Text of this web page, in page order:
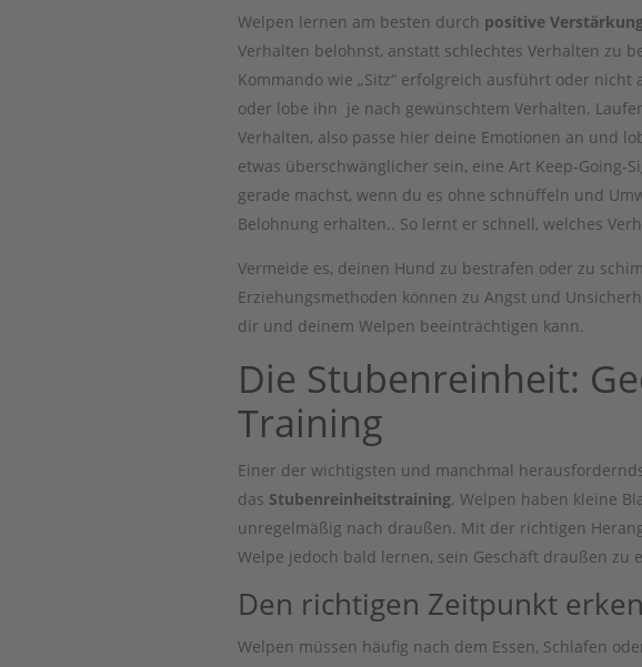
Welpen lernen am besten durch positive
Verhalten belohnst, anstatt schlechtes Verhalten zu
Kommando wie „Sitz“ erfolgreich ausführt oder nicht
oder lobe ihn je nach gewünschtem Verhalten.
Verhalten, also passe hier deine Emotionen an und
etwas überschwänglicher sein, eine Art Keep-Going-
gerade machst, wenn du es ohne schnüffeln und
Belohnung erhalten.. So lernt er schnell, welches
Vermeide es, deinen Hund zu bestrafen oder zu
Erziehungsmethoden können zu Angst und
dir und deinem Welpen beeinträchtigen kann.
Die Stubenreinheit:
Training
Einer der wichtigsten und manchmal
das Stubenreinheitstraining. Welpen haben kleine
unregelmäßig nach draußen. Mit der richtigen
Welpe jedoch bald lernen, sein Geschäft draußen zu
Den richtigen Zeitpunkt
Welpen müssen häufig nach dem Essen, Schlafen